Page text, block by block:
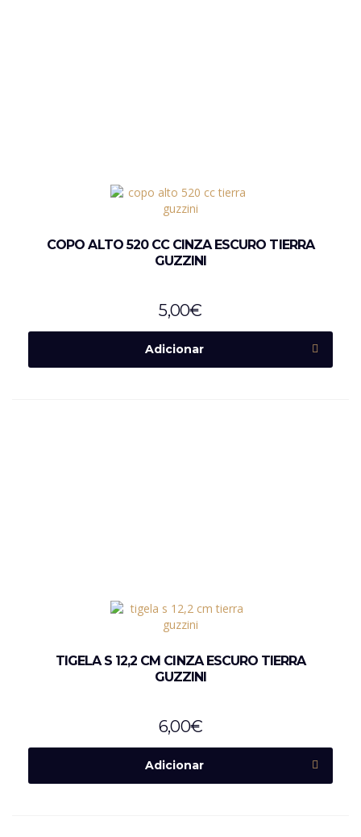
COPO ALTO 520 CC CINZA ESCURO TIERRA
GUZZINI
5,00€
Adicionar
TIGELA S 12,2 CM CINZA ESCURO TIERRA
GUZZINI
6,00€
Adicionar